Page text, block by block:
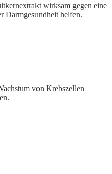
wirksam gegen eine
Darmgesundheit helfen.
von Krebszellen